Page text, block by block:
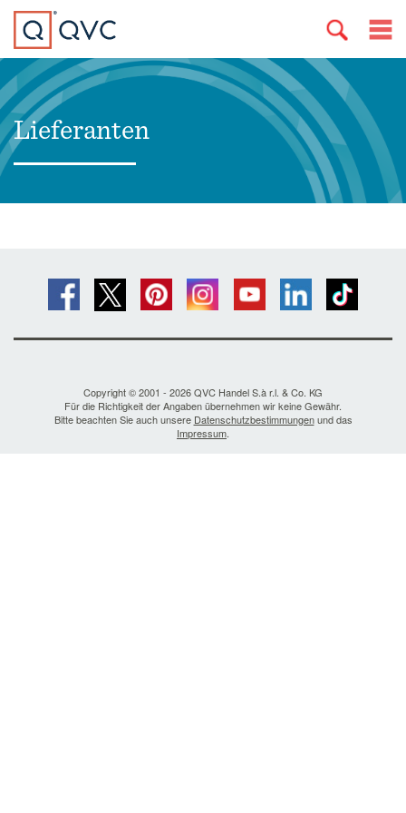
Lieferanten
Copyright © 2001 - 2026 QVC Handel S.à r.l. & Co. KG
Für die Richtigkeit der Angaben übernehmen wir keine Gewähr.
Bitte beachten Sie auch unsere Datenschutzbestimmungenund das
Impressum.